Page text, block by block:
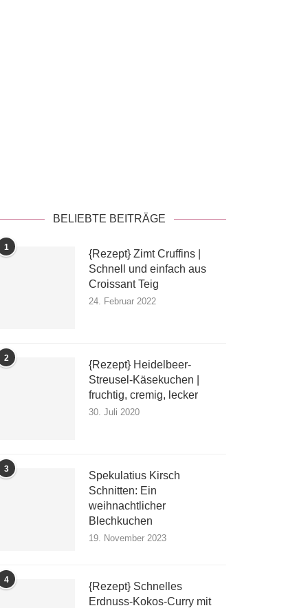
BELIEBTE BEITRÄGE
1
{Rezept} Zimt Cruffins |
Schnell und einfach aus
Croissant Teig
24. Februar 2022
2
{Rezept} Heidelbeer-
Streusel-Käsekuchen |
fruchtig, cremig, lecker
30. Juli 2020
3
Spekulatius Kirsch
Schnitten: Ein
weihnachtlicher
Blechkuchen
19. November 2023
4
{Rezept} Schnelles
Erdnuss-Kokos-Curry mit